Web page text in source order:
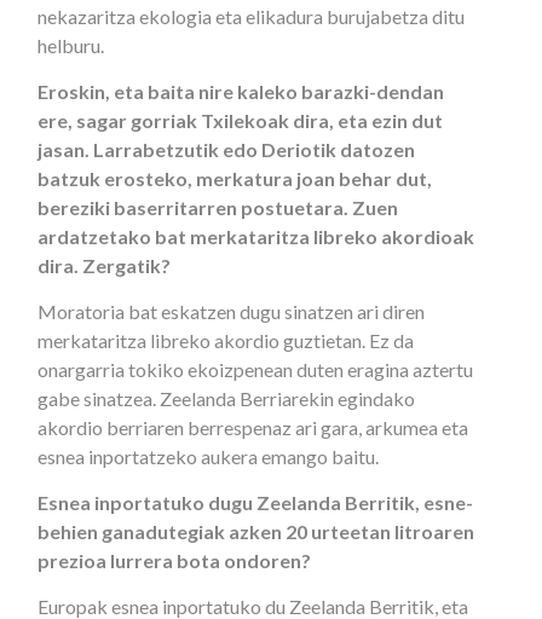
nekazaritza ekologia eta elikadura burujabetza ditu
helburu.
Eroskin, eta baita nire kaleko barazki-dendan
ere, sagar gorriak Txilekoak dira, eta ezin dut
jasan. Larrabetzutik edo Deriotik datozen
batzuk erosteko, merkatura joan behar dut,
bereziki baserritarren postuetara. Zuen
ardatzetako bat merkataritza libreko akordioak
dira. Zergatik?
Moratoria bat eskatzen dugu sinatzen ari diren
merkataritza libreko akordio guztietan. Ez da
onargarria tokiko ekoizpenean duten eragina aztertu
gabe sinatzea. Zeelanda Berriarekin egindako
akordio berriaren berrespenaz ari gara, arkumea eta
esnea inportatzeko aukera emango baitu.
Esnea inportatuko dugu Zeelanda Berritik, esne-
behien ganadutegiak azken 20 urteetan litroaren
prezioa lurrera bota ondoren?
Europak esnea inportatuko du Zeelanda Berritik, eta